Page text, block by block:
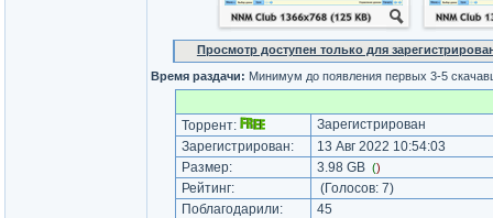
Просмотр доступен только для
Время раздачи: Минимум до появления первых 3-5
Торрент:
Зарегистрирован
Зарегистрирован:
13 Авг 2022 10:54:03
Размер:
3.98 GB ()
Рейтинг: (Голосов: 7)
Поблагодарили:
45